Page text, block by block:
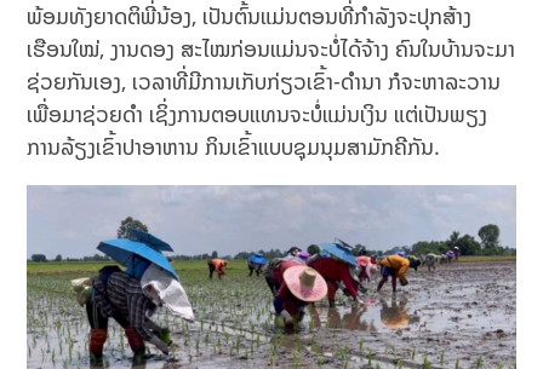
ພ້ອມທັງຍາດຕິພີ່ນ້ອງ, ເປັນຕົ້ນແມ່ນຕອນທີ່ກຳລັງຈະປຸກສ້າງ
ເຮືອນໃໝ່, ງານດອງ ສະໄໝກ່ອນແມ່ນຈະບໍ່ໄດ້ຈ້າງ ຄົນໃນບ້ານຈະມາ
ຊ່ວຍກັນເອງ, ເວລາທີ່ມີການເກັບກ່ຽວເຂົ້າ-ດຳນາ ກໍຈະຫາລະວານ
ເພື່ອມາຊ່ວຍດຳ ເຊິ່ງການຕອບແທນຈະບໍ່ແມ່ນເງິນ ແຕ່ເປັນພຽງ
ການລ້ຽງເຂົ້າປາອາຫານ ກິນເຂົ້າແບບຊຸມນຸມສາມັກຄີກັນ.